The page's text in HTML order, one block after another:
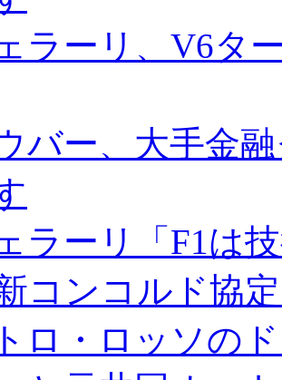
ラーリ、V6タ
バー、大手金
ラーリ「F1は
コンコルド協
トロ・ロッソの